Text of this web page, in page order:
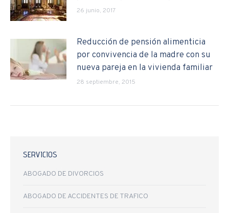
26 junio, 2017
Reducción de pensión alimenticia
por convivencia de la madre con su
nueva pareja en la vivienda familiar
28 septiembre, 2015
SERVICIOS
ABOGADO DE DIVORCIOS
ABOGADO DE ACCIDENTES DE TRAFICO